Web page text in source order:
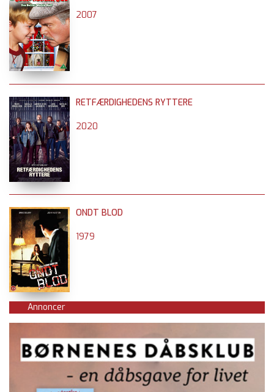
2007
RETFÆRDIGHEDENS RYTTERE
2020
ONDT BLOD
1979
Annoncer